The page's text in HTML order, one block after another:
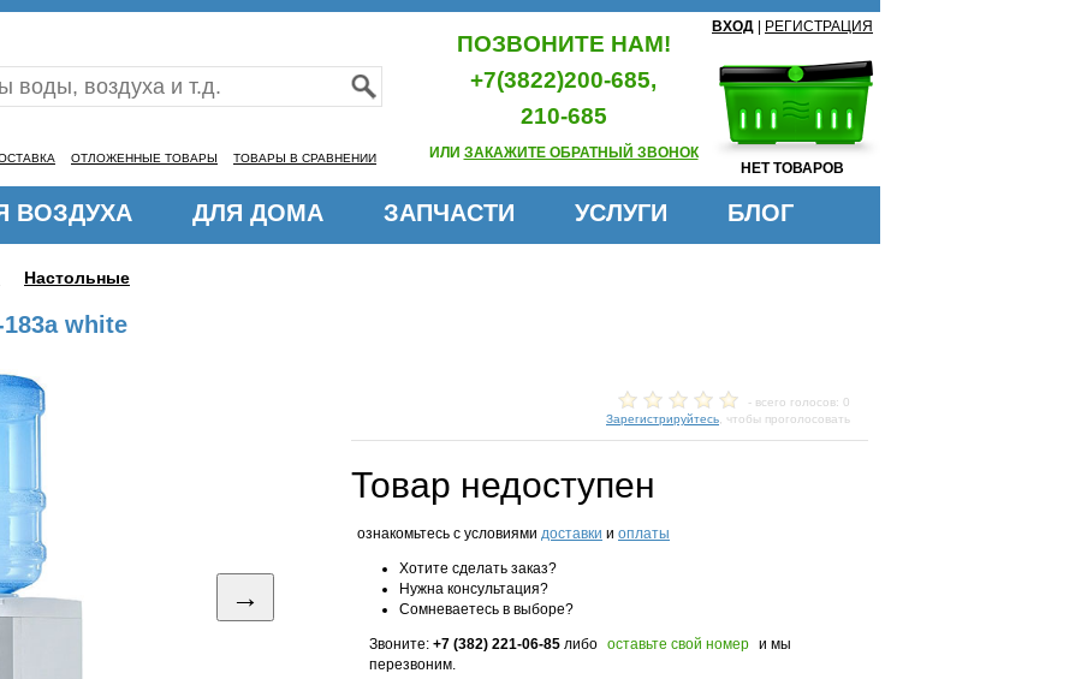
ОТЛОЖЕННЫЕ ТОВАРЫ ТОВАРЫ В СРАВНЕНИИ
ПОЗВОНИТЕ НАМ!
+7(3822)200-685,
210-685
ИЛИ ЗАКАЖИТЕ ОБРАТНЫЙ ЗВОНОК
ВХОД РЕГИСТРАЦИЯ
НЕТ ТОВАРОВ
ВОЗДУХА ДЛЯ ДОМА ЗАПЧАСТИ УСЛУГИ БЛОГ
Настольные
white
→
- всего голосов: 0
Зарегистрируйтесь , чтобы проголосовать
Товар недоступен
ознакомьтесь с условиями доставки и оплаты
Хотите сделать заказ?
Нужна консультация?
Сомневаетесь в выборе?
Звоните: +7 (382) 221-06-85 либо оставьте свой номер и мы
перезвоним.